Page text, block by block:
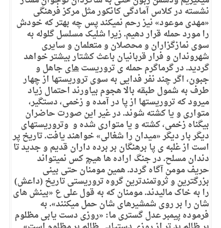
نشسته در کلاس آمادگی کانکور مثل مرکز فرهنگی
«مهدی موعود» نیز رحم نمیکند پس چه بهتر که خودش
را مورد حمله قرار دهیم. زیرا شلیک مسلسل گلوله به
سوی نمازگزاران و محصلان و متعلمان و سایری
شهروندان و فرار قربانیان باعث کشتار بیشتر خواهد
گردید. در گرماگرم حمله ی تروریستهایجاهل و
جبون، اگر چند نفر فدایی به سوی تروریستها از چهار
طرف به شمول طبقه بالا هجوم بیاورند احتمال زیاد
میرود که تروریستها از پا در آمده و زخمی، دستگیر،
متواری و یا کشته شوند. در غیر این صورت حاضران
بیگناه زخمی، کشته و یا متواری شده و وتروریستهای
دیگر بار دیگر «میدان را شغالی» خواهند یافت. تاریخ پر
است از غلبه ی پا برهنگان بر برده داران قدیم و جدید تا
دندان مسلح. در جنگ اراده ها هیچ کس نمیتواند
حریف مومن آگاه گردد. همین مومنان حتی بینی
بزرگترین و ثروتمندترین گروه تروریستی تاریخ (داعش)
را به خاک مالیدند. مومنان که به قول علی ع «بینش های
شان را بر روی شمشیرهای شان حمل میکنند». به
فرموده پیمبر عدل گستری ما: «روزی دست یابی مظلوم